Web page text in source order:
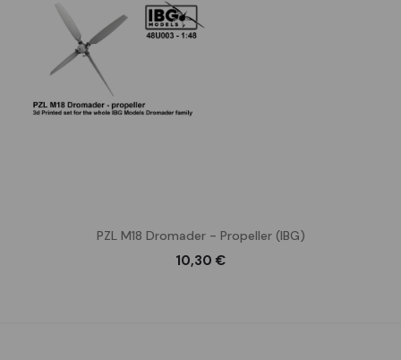
PZL M18 Dromader - Propeller (IBG)
10,30 €